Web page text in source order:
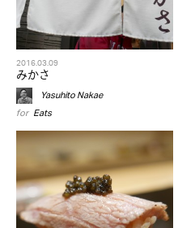
2016.03.09
みかさ
Yasuhito Nakae
for Eats